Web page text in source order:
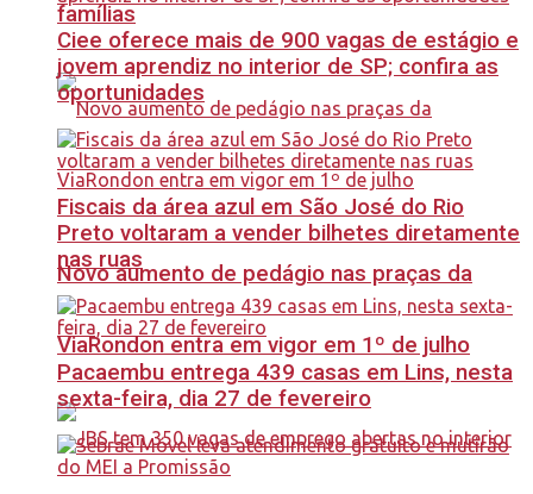
famílias
Novo aumento de pedágio nas praças da
ViaRondon entra em vigor em 1º de julho
Ciee oferece mais de 900 vagas de estágio e
jovem aprendiz no interior de SP; confira as
oportunidades
Fiscais da área azul em São José do Rio
Preto voltaram a vender bilhetes diretamente
nas ruas
Pacaembu entrega 439 casas em Lins, nesta
sexta-feira, dia 27 de fevereiro